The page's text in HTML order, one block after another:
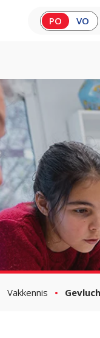
PO VO
Vakkennis